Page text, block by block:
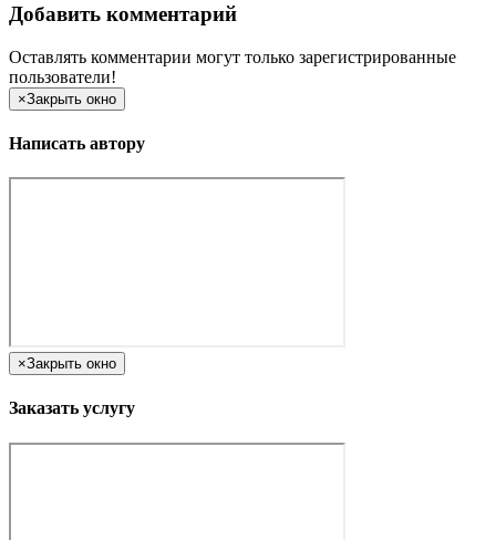
Добавить комментарий
Оставлять комментарии могут только зарегистрированные
пользователи!
×Закрыть окно
Написать автору
×Закрыть окно
Заказать услугу